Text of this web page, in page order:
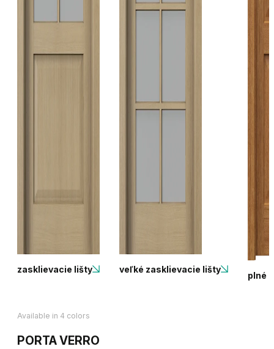
zasklievacie lišty veľké zasklievacie lišty
plné
Available in 4 colors
PORTA VERRO